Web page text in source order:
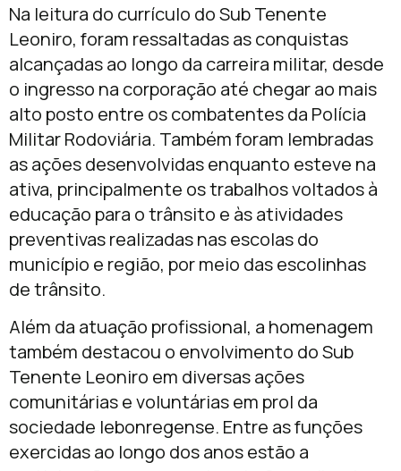
Na leitura do currículo do Sub Tenente
Leoniro, foram ressaltadas as conquistas
alcançadas ao longo da carreira militar, desde
o ingresso na corporação até chegar ao mais
alto posto entre os combatentes da Polícia
Militar Rodoviária. Também foram lembradas
as ações desenvolvidas enquanto esteve na
ativa, principalmente os trabalhos voltados à
educação para o trânsito e às atividades
preventivas realizadas nas escolas do
município e região, por meio das escolinhas
de trânsito.
Além da atuação profissional, a homenagem
também destacou o envolvimento do Sub
Tenente Leoniro em diversas ações
comunitárias e voluntárias em prol da
sociedade lebonregense. Entre as funções
exercidas ao longo dos anos estão a